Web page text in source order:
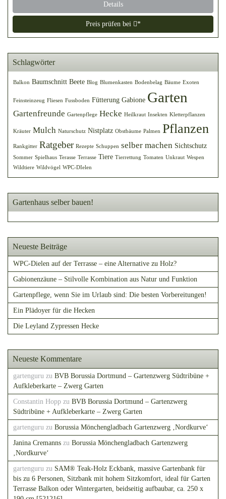
Details
Preis prüfen bei *
Schlagwörter
Balkon Baumschnitt Beete Blog Blumenkasten Bodenbelag Bäume Exoten
Feinsteinzeug Fliesen Fussboden Fütterung Gabione Garten
Gartenfreunde Gartenpflege Hecke Heilkraut Insekten Kletterpflanzen
Kräuter Mulch Naturschutz Nistplatz Obstbäume Palmen Pflanzen
Rankgitter Ratgeber Rezepte Schuppen selber machen Sichtschutz
Sommer Spielhaus Terasse Terrasse Tiere Tierrettung Tomaten Unkraut Wespen
Wildtiere Wildvögel WPC-DIelen
Gartenhaus selber bauen!
Neueste Beiträge
WPC-Dielen auf der Terrasse – eine Alternative zu Holz?
Gabionenzäune – Stilvolle Kombination aus Natur und Funktion
Gartenpflege, wenn Sie im Urlaub sind: Die besten Vorbereitungen!
Ein Plädoyer für die Hecken
Die Leyland Zypressen Hecke
Neueste Kommentare
gartenguru zu BVB Borussia Dortmund – Gartenzwerg Südtribüne +
Aufkleberkarte – Zwerg Garten
Constantin Hopp zu BVB Borussia Dortmund – Gartenzwerg
Südtribüne + Aufkleberkarte – Zwerg Garten
gartenguru zu Borussia Mönchengladbach Gartenzwerg ‚Nordkurve‘
Janina Cremanns zu Borussia Mönchengladbach Gartenzwerg
‚Nordkurve‘
gartenguru zu SAM® Teak-Holz Eckbank, massive Gartenbank für
bis zu 6 Personen, Sitzbank mit hohem Sitzkomfort, ideal für Garten
Terrasse Balkon oder Wintergarten, beidseitig aufbaubar, ca. 250 x